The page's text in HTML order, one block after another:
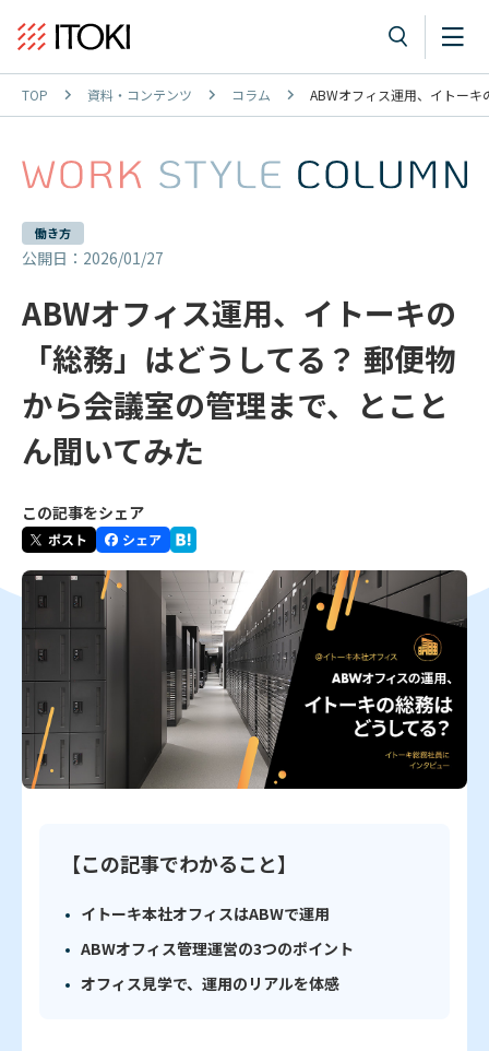
TOP 資料・コンテンツ コラム ABWオフィス運用、イトー
働き方
公開日：2026/01/27
ABWオフィス運用、イトーキの
「総務」はどうしてる？ 郵便物
から会議室の管理まで、とこと
ん聞いてみた
この記事をシェア
【この記事でわかること】
イトーキ本社オフィスはABWで運用
ABWオフィス管理運営の3つのポイント
オフィス見学で、運用のリアルを体感